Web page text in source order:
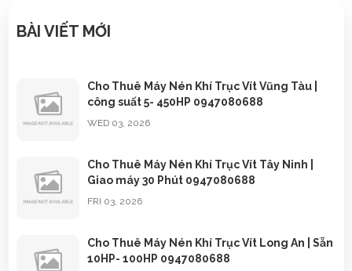
13/03/2022
BÀI VIẾT MỚI
Cho Thuê Máy Nén Khí Trục Vít Vũng Tàu |
công suất 5- 450HP 0947080688
WED 03, 2026
Cho Thuê Máy Nén Khí Trục Vít Tây Ninh |
Giao máy 30 Phút 0947080688
FRI 03, 2026
Cho Thuê Máy Nén Khí Trục Vít Long An | Sẵn
10HP- 100HP 0947080688